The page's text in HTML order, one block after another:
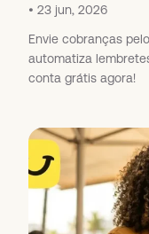
23 jun, 2026
Envie cobranças
automatiza
conta grátis agora!